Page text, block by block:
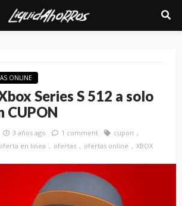
ONLINE
Series S 512 a solo
CUPON
3 años ago 1 comment
cupon
oferta en linea ofertas ofertas online XBOX